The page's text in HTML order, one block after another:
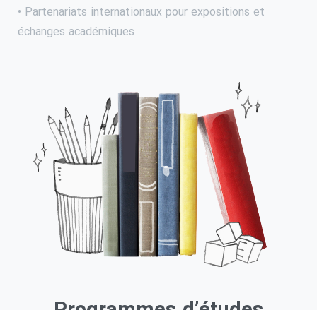
• Partenariats internationaux pour expositions et
échanges académiques